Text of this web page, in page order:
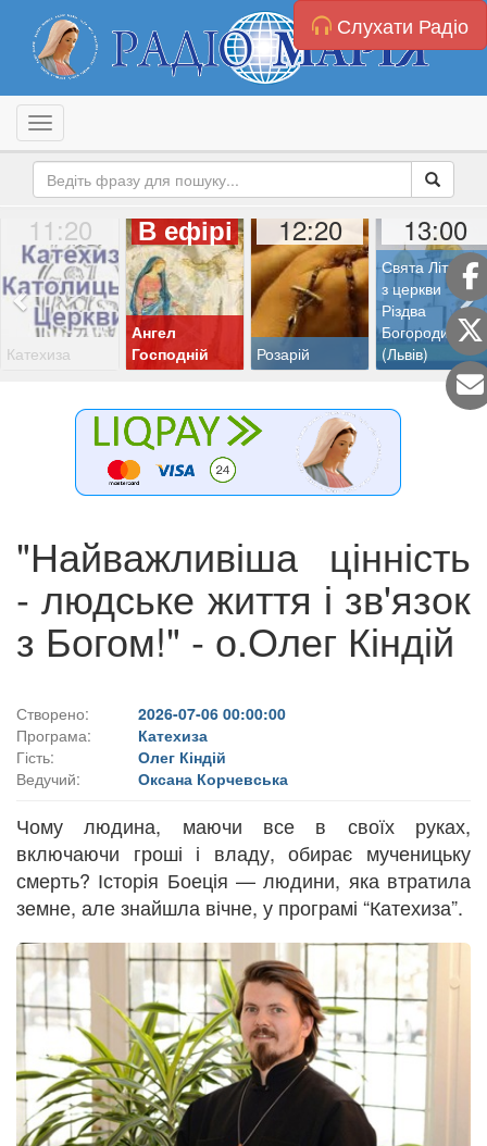
Слухати Радіо
Toggle navigation
11:20
Катехиза
В ефірі
Ангел
Господній
12:20
Розарій
13:00
Свята Літургія
з церкви
Різдва
Богородиці
(Львів)
"Найважливіша цінність
- людське життя і зв'язок
з Богом!" - о.Олег Кіндій
Створено:
2026-07-06 00:00:00
Програма:
Катехиза
Гість:
Олег Кіндій
Ведучий:
Оксана Корчевська
Чому людина, маючи все в своїх руках,
включаючи гроші і владу, обирає мученицьку
смерть? Історія Боеція — людини, яка втратила
земне, але знайшла вічне, у програмі “Катехиза”.